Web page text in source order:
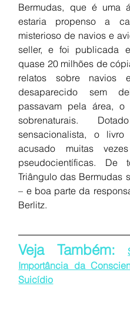
Bermudas, que é uma
estaria propenso a
misterioso de navios e
seller, e foi publicada
quase 20 milhões de
relatos sobre navios
desaparecido sem
passavam pela área,
sobrenaturais.
sensacionalista, o
acusado muitas
pseudocientíficas.
Triângulo das Bermudas
– e boa parte da
Berlitz.
Veja Também:
Importância da
Suicídio